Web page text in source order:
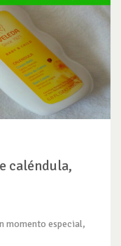
caléndula,
momento especial,